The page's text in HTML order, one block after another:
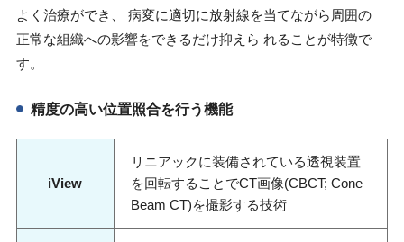
よく治療ができ、 病変に適切に放射線を当てながら周囲の
正常な組織への影響をできるだけ抑えら れることが特徴で
す。
精度の高い位置照合を行う機能
iView
リニアックに装備されている透視装置
を回転することでCT画像(CBCT; Cone
Beam CT)を撮影する技術